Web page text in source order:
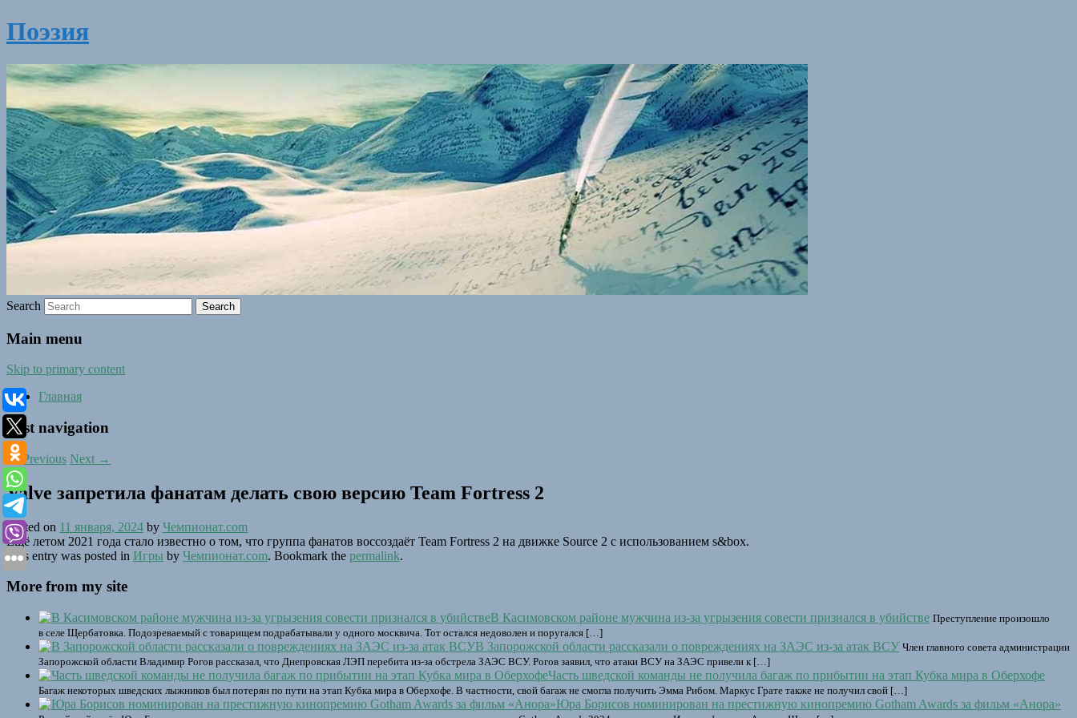
Поэзия
Search
Main menu
Skip to primary content
Главная
Post navigation
←Previous Next →
Valve запретила фанатам делать свою версию Team Fortress 2
Posted on 11 января, 2024 by Чемпионат.com
Ещё летом 2021 года стало известно о том, что группа фанатов воссоздаёт Team Fortress 2 на движке Source 2 с использованием s&box.
This entry was posted in Игры by Чемпионат.com. Bookmark the permalink.
More from my site
В Касимовском районе мужчина из-за угрызения совести признался в убийстве Преступление произошло
в селе Щербатовка. Подозреваемый с товарищем подрабатывали у одного москвича. Тот остался недоволен и поругался […]
В Запорожской области рассказали о повреждениях на ЗАЭС из-за атак ВСУ Член главного совета администрации
Запорожской области Владимир Рогов рассказал, что Днепровская ЛЭП перебита из-за обстрела ЗАЭС ВСУ. Рогов заявил, что атаки ВСУ на ЗАЭС привели к […]
Часть шведской команды не получила багаж по прибытии на этап Кубка мира в Оберхофе
Багаж некоторых шведских лыжников был потерян по пути на этап Кубка мира в Оберхофе. В частности, свой багаж не смогла получить Эмма Рибом. Маркус Грате также не получил свой […]
Юра Борисов номинирован на престижную кинопремию Gotham Awards за фильм «Анора»